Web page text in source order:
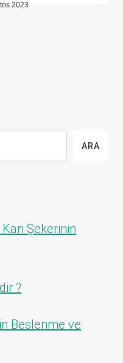
2023
ARA
Şekerinin
?
Beslenme ve